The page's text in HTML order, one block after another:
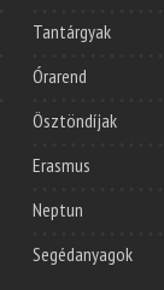
Tantárgyak
Órarend
Ösztöndíjak
Erasmus
Neptun
Segédanyagok